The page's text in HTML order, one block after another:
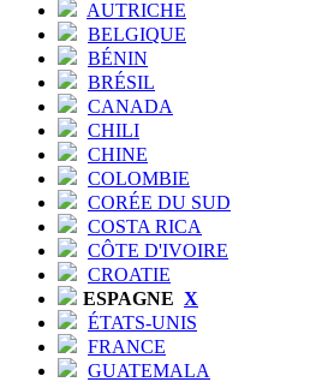
AUTRICHE
BELGIQUE
BÉNIN
BRÉSIL
CANADA
CHILI
CHINE
COLOMBIE
CORÉE DU SUD
COSTA RICA
CÔTE D'IVOIRE
CROATIE
ESPAGNE X
ÉTATS-UNIS
FRANCE
GUATEMALA